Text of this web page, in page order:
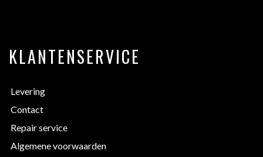
KLANTENSERVICE
Levering
Contact
Repair service
Algemene voorwaarden